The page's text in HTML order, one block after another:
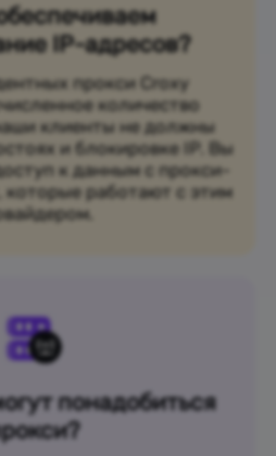
IP-адресов?
прокси Croxy
количество
клиенты не должны
и блокировке IP. Вы
к данным с прокси-
которые работают с этим
понадобиться